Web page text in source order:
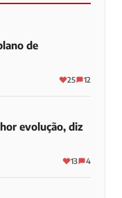
de
25 12
evolução, diz
13 4